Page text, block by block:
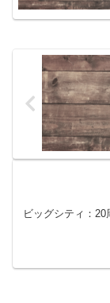
ビッグシティ：20